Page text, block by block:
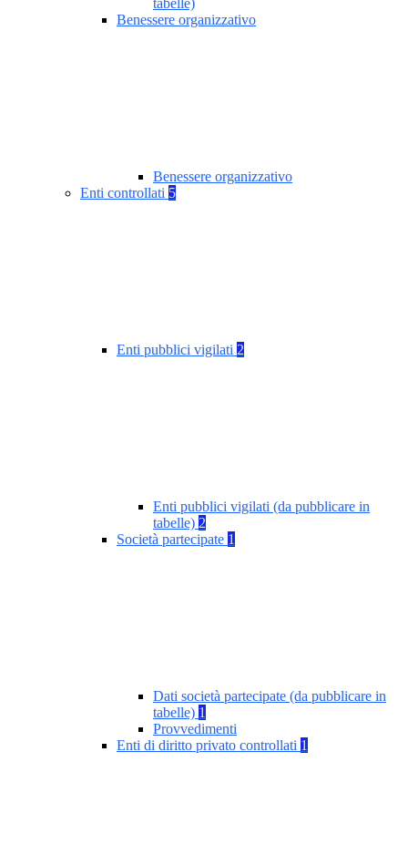
tabelle)
Benessere organizzativo
Benessere organizzativo
Enti controllati 5
Enti pubblici vigilati 2
Enti pubblici vigilati (da pubblicare in
tabelle) 2
Società partecipate 1
Dati società partecipate (da pubblicare in
tabelle) 1
Provvedimenti
Enti di diritto privato controllati 1